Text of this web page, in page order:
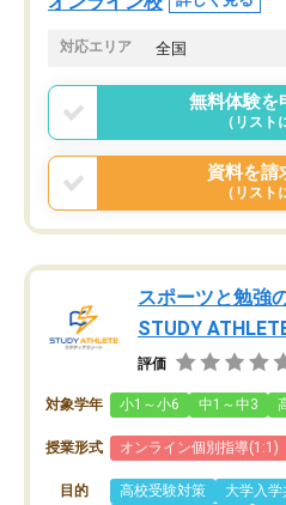
対応エリア 全国
無料体験を
（リスト
資料を請
（リスト
スポーツと勉強
STUDY
評価
対象学年 小1～小6 中1～中3
授業形式 オンライン個別指導(1:1)
目的 高校受験対策
大学入